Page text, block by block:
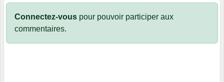
Connectez-vous pour pouvoir participer aux
commentaires.